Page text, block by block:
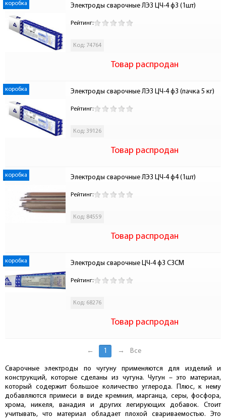
коробка Электроды сварочные ЛЭЗ ЦЧ-4 ф3 (1шт)
Рейтинг:
Код: 74764
Товар распродан
коробка Электроды сварочные ЛЭЗ ЦЧ-4 ф3 (пачка 5 кг)
Рейтинг:
Код: 39126
Товар распродан
коробка Электроды сварочные ЛЭЗ ЦЧ-4 ф4 (1шт)
Рейтинг:
Код: 84559
Товар распродан
коробка Электроды сварочные ЦЧ-4 ф3 С3СМ
Рейтинг:
Код: 68276
Товар распродан
← 1 → Все
Сварочные электроды по чугуну применяются для изделий и
конструкций, которые сделаны из чугуна. Чугун – это материал,
который содержит большое количество углерода. Плюс, к нему
добавляются примеси в виде кремния, марганца, серы, фосфора,
хрома, никеля, ванадия и других легирующих добавок. Стоит
учитывать, что материал обладает плохой свариваемостью. Это